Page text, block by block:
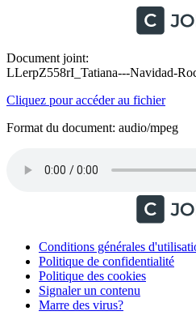
Document joint:
LLerpZ558rI_Tatiana---Navidad-
Cliquez pour accéder au fichier
Format du document: audio/mpeg
Conditions générales
Politique de confidentialité
Politique des cookies
Signaler un contenu
Marre des virus?